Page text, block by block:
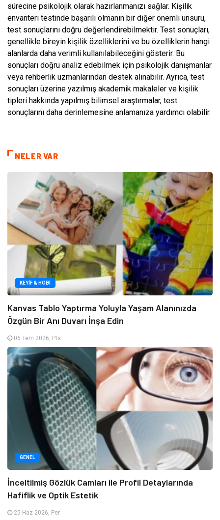
sürecine psikolojik olarak hazırlanmanızı sağlar. Kişilik
envanteri testinde başarılı olmanın bir diğer önemli unsuru,
test sonuçlarını doğru değerlendirebilmektir. Test sonuçları,
genellikle bireyin kişilik özelliklerini ve bu özelliklerin hangi
alanlarda daha verimli kullanılabileceğini gösterir. Bu
sonuçları doğru analiz edebilmek için psikolojik danışmanlar
veya rehberlik uzmanlarından destek alınabilir. Ayrıca, test
sonuçları üzerine yazılmış akademik makaleler ve kişilik
tipleri hakkında yapılmış bilimsel araştırmalar, test
sonuçlarını daha derinlemesine anlamanıza yardımcı olabilir.
NELER VAR
KEYIF & HOBI
Kanvas Tablo Yaptırma Yoluyla Yaşam Alanınızda
Özgün Bir Anı Duvarı İnşa Edin
06 Tem 2026, Pts
GENEL
İnceltilmiş Gözlük Camları ile Profil Detaylarında
Hafiflik ve Optik Estetik
25 Haz 2026, Per